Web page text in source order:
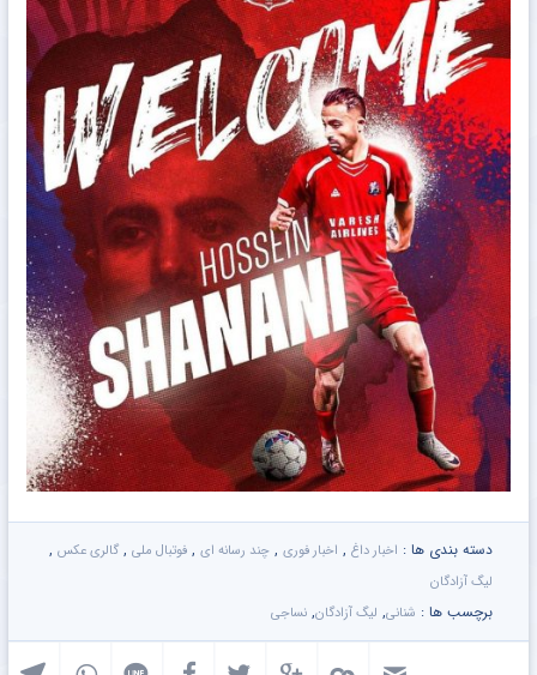
دسته بندی ها : اخبار داغ , اخبار فوری , چند رسانه ای , فوتبال ملی , گالری عکس ,
لیگ آزادگان
برچسب ها : شنانی, لیگ آزادگان, نساجی